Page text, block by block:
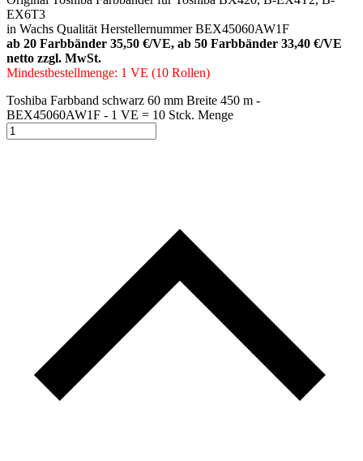
EX6T3
in Wachs Qualität Herstellernummer BEX45060AW1F
ab 20 Farbbänder 35,50 €/VE, ab 50 Farbbänder 33,40 €/VE
netto zzgl. MwSt.
Mindestbestellmenge: 1 VE (10 Rollen)
Toshiba Farbband schwarz 60 mm Breite 450 m -
BEX45060AW1F - 1 VE = 10 Stck. Menge